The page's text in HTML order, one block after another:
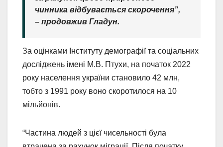
чинника відбувається скорочення”,
– продовжив Гладун.
За оцінками Інституту демографії та соціальних
досліджень імені М.В. Птухи, на початок 2022
року населення україни становило 42 млн,
тобто з 1991 року воно скоротилося на 10
мільйонів.
“Частина людей з цієї чисельності була